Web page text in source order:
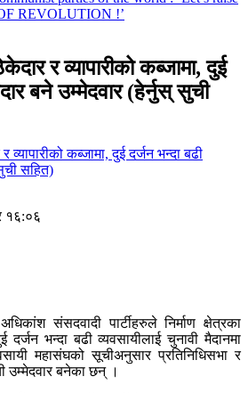
र व्यापारीको कब्जामा, दुई
बने उम्मेदवार (हेर्नुस् सुची
१६:०६
अधिकांश संसदवादी पार्टीहरुले निर्माण क्षेत्रका
दर्जन भन्दा बढी व्यवसायीलाई चुनावी मैदानमा
महासंघको सूचीअनुसार प्रतिनिधिसभा र
उम्मेदवार बनेका छन् ।